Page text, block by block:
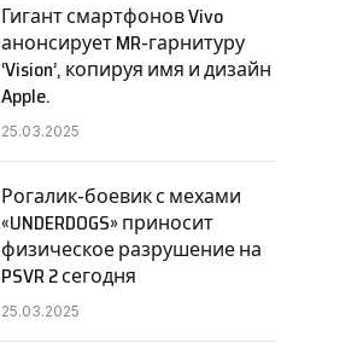
Гигант смартфонов Vivo
анонсирует MR-гарнитуру
‘Vision’, копируя имя и дизайн
Apple.
25.03.2025
Рогалик-боевик с мехами
«UNDERDOGS» приносит
физическое разрушение на
PSVR 2 сегодня
25.03.2025